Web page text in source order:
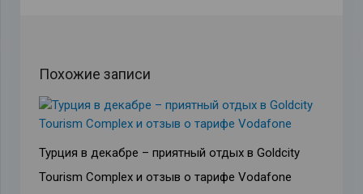
Похожие записи
Турция в декабре – приятный отдых в Goldcity
Tourism Complex и отзыв о тарифе Vodafone